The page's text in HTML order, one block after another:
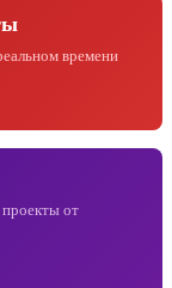
времени
от